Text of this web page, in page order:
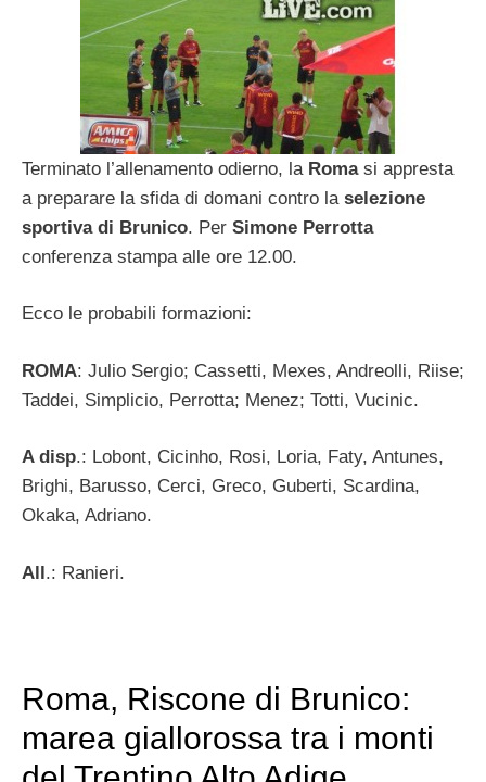
Terminato l’allenamento odierno, la Romasi appresta
a preparare la sfida di domani contro la selezione
sportiva di Brunico. Per Simone Perrotta
conferenza stampa alle ore 12.00.
Ecco le probabili formazioni:
ROMA: Julio Sergio; Cassetti, Mexes, Andreolli, Riise;
Taddei, Simplicio, Perrotta; Menez; Totti, Vucinic.
A disp.: Lobont, Cicinho, Rosi, Loria, Faty, Antunes,
Brighi, Barusso, Cerci, Greco, Guberti, Scardina,
Okaka, Adriano.
All.: Ranieri.
Roma, Riscone di Brunico:
marea giallorossa tra i monti